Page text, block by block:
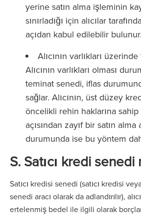
yerine satın alma işleminin
sınırladığı için alıcılar
açıdan kabul edilebilir bulunur.
Alıcının varlıkları
Alıcının varlıkları olması
teminat senedi, iflas
sağlar. Alıcının, üst düzey
öncelikli rehin haklarına
açısından zayıf bir satın alma
durumunda ise bu yöntem
S. Satıcı kredi senedi
Satıcı kredisi senedi (satıcı kredisi
senedi aracı olarak da adlandırılır),
ertelenmiş bedel ile ilgili olarak